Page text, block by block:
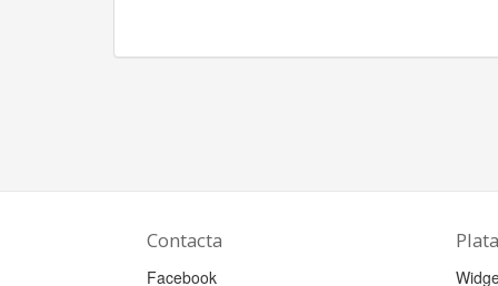
Contacta
Facebook